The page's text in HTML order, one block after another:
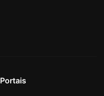
Portais